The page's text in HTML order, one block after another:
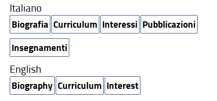
Italiano
Biografia Curriculum Interessi Pubblicazioni
Insegnamenti
English
Biography Curriculum Interest